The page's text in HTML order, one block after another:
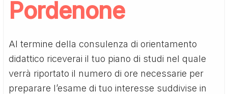
Pordenone
Al termine della consulenza di orientamento
didattico riceverai il tuo piano di studi nel quale
verrà riportato il numero di ore necessarie per
preparare l’esame di tuo interesse suddivise in